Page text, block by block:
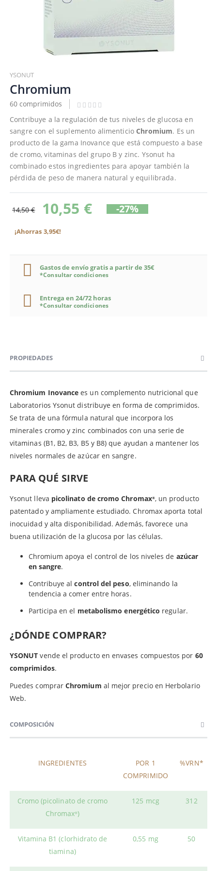
al
comienzo
de
la
galería
imágenes
YSONUT
Chromium
60 comprimidos
Contribuye a la regulación de tus niveles de glucosa en
sangre con el suplemento alimenticio Chromium. Es un
producto de la gama Inovance que está compuesto a base
de cromo, vitaminas del grupo B y zinc. Ysonut ha
combinado estos ingredientes para apoyar también la
pérdida de peso de manera natural y equilibrada.
14,50 € 10,55 € -27%
¡Ahorras 3,95€!
Gastos de envío gratis a partir de 35€
*Consultar condiciones
Entrega en 24/72 horas
*Consultar condiciones
PROPIEDADES
Chromium Inovancees un complemento nutricional que
Laboratorios Ysonut distribuye en forma de comprimidos.
Se trata de una fórmula natural que incorpora los
minerales cromo y zinc combinados con una serie de
vitaminas (B1, B2, B3, B5 y B8) que ayudan a mantener los
niveles normales de azúcar en sangre.
PARA QUÉ SIRVE
Ysonut lleva picolinato de cromo Chromax®, un producto
patentado y ampliamente estudiado. Chromax aporta total
inocuidad y alta disponibilidad. Además, favorece una
buena utilización de la glucosa por las células.
Chromium apoya el control de los niveles de azúcar
en sangre.
Contribuye alcontrol del peso, eliminando la
tendencia a comer entre horas.
Participa en el metabolismo energético regular.
¿DÓNDE COMPRAR?
YSONUT vende el producto en envases compuestos por 60
comprimidos.
Puedes comprarChromium al mejor precio en Herbolario
Web.
COMPOSICIÓN
INGREDIENTES
POR 1
COMPRIMIDO
%VRN*
Cromo (picolinato de cromo
Chromax®)
125 mcg 312
Vitamina B1 (clorhidrato de
tiamina)
0,55 mg 50